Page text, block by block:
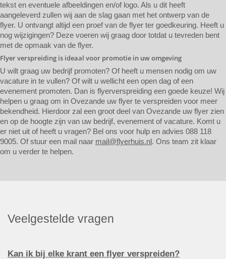
tekst en eventuele afbeeldingen en/of logo. Als u dit heeft
aangeleverd zullen wij aan de slag gaan met het ontwerp van de
flyer. U ontvangt altijd een proef van de flyer ter goedkeuring. Heeft u
nog wijzigingen? Deze voeren wij graag door totdat u tevreden bent
met de opmaak van de flyer.
Flyer verspreiding is ideaal voor promotie in uw omgeving
U wilt graag uw bedrijf promoten? Of heeft u mensen nodig om uw
vacature in te vullen? Of wilt u wellicht een open dag of een
evenement promoten. Dan is flyerverspreiding een goede keuze! Wij
helpen u graag om in Ovezande uw flyer te verspreiden voor meer
bekendheid. Hierdoor zal een groot deel van Ovezande uw flyer zien
en op de hoogte zijn van uw bedrijf, evenement of vacature. Komt u
er niet uit of heeft u vragen? Bel ons voor hulp en advies 088 118
9005. Of stuur een mail naar mail@flyerhuis.nl. Ons team zit klaar
om u verder te helpen.
Veelgestelde vragen
Kan ik bij elke krant een flyer verspreiden?